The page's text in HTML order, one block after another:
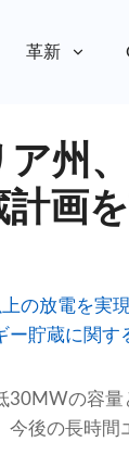
革新
州
画
の放電を実
貯蔵に関す
30MWの容
今後の長時